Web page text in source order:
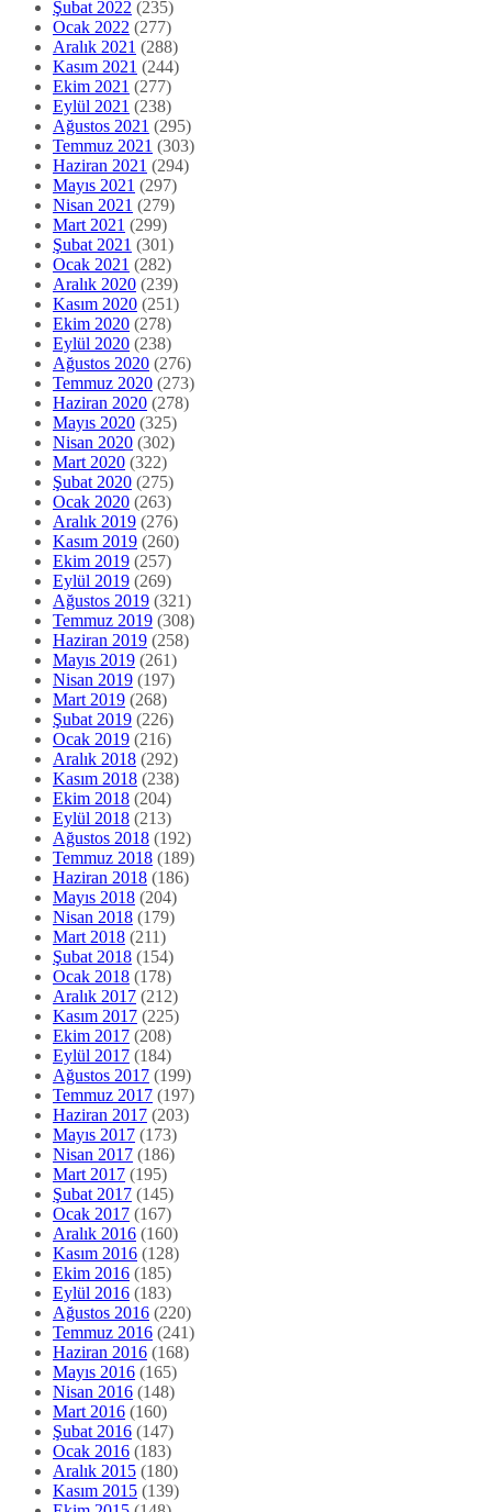
Şubat 2022 (235)
Ocak 2022 (277)
Aralık 2021 (288)
Kasım 2021 (244)
Ekim 2021 (277)
Eylül 2021 (238)
Ağustos 2021 (295)
Temmuz 2021 (303)
Haziran 2021 (294)
Mayıs 2021 (297)
Nisan 2021 (279)
Mart 2021 (299)
Şubat 2021 (301)
Ocak 2021 (282)
Aralık 2020 (239)
Kasım 2020 (251)
Ekim 2020 (278)
Eylül 2020 (238)
Ağustos 2020 (276)
Temmuz 2020 (273)
Haziran 2020 (278)
Mayıs 2020 (325)
Nisan 2020 (302)
Mart 2020 (322)
Şubat 2020 (275)
Ocak 2020 (263)
Aralık 2019 (276)
Kasım 2019 (260)
Ekim 2019 (257)
Eylül 2019 (269)
Ağustos 2019 (321)
Temmuz 2019 (308)
Haziran 2019 (258)
Mayıs 2019 (261)
Nisan 2019 (197)
Mart 2019 (268)
Şubat 2019 (226)
Ocak 2019 (216)
Aralık 2018 (292)
Kasım 2018 (238)
Ekim 2018 (204)
Eylül 2018 (213)
Ağustos 2018 (192)
Temmuz 2018 (189)
Haziran 2018 (186)
Mayıs 2018 (204)
Nisan 2018 (179)
Mart 2018 (211)
Şubat 2018 (154)
Ocak 2018 (178)
Aralık 2017 (212)
Kasım 2017 (225)
Ekim 2017 (208)
Eylül 2017 (184)
Ağustos 2017 (199)
Temmuz 2017 (197)
Haziran 2017 (203)
Mayıs 2017 (173)
Nisan 2017 (186)
Mart 2017 (195)
Şubat 2017 (145)
Ocak 2017 (167)
Aralık 2016 (160)
Kasım 2016 (128)
Ekim 2016 (185)
Eylül 2016 (183)
Ağustos 2016 (220)
Temmuz 2016 (241)
Haziran 2016 (168)
Mayıs 2016 (165)
Nisan 2016 (148)
Mart 2016 (160)
Şubat 2016 (147)
Ocak 2016 (183)
Aralık 2015 (180)
Kasım 2015 (139)